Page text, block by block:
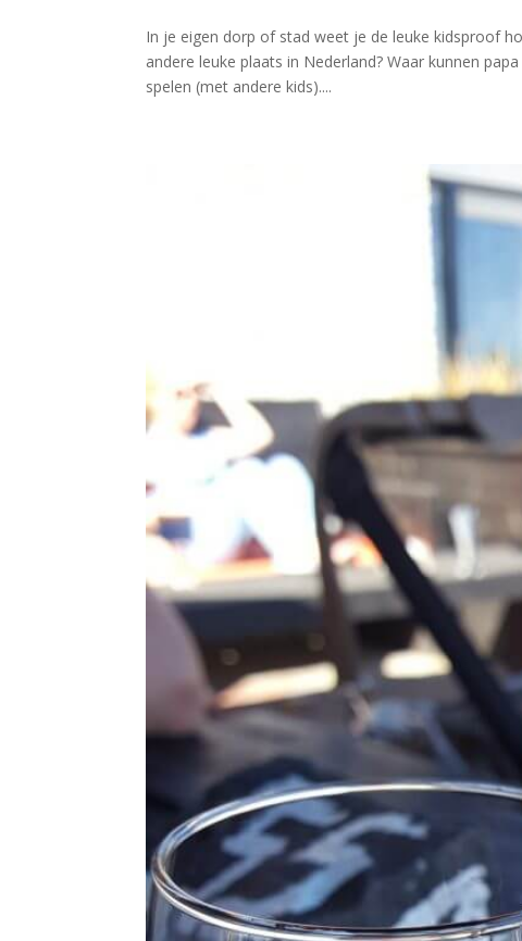
In je eigen dorp of stad weet je de leuke kidsproof
andere leuke plaats in Nederland? Waar kunnen
spelen (met andere kids)....